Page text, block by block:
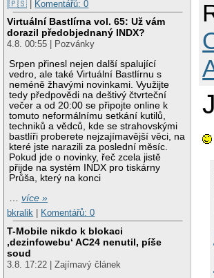
|🇵🇸 | Komentářů: 0
Virtuální Bastlírna vol. 65: Už vám
dorazil předobjednaný INDX?
4.8. 00:55 | Pozvánky
Srpen přinesl nejen další spalující
vedro, ale také Virtuální Bastlírnu s
neméně žhavými novinkami. Využijte
tedy předpovědi na deštivý čtvrteční
večer a od 20:00 se připojte online k
tomuto neformálnímu setkání kutilů,
techniků a vědců, kde se strahovskými
bastlíři proberete nejzajímavější věci, na
které jste narazili za poslední měsíc.
Pokud jde o novinky, řeč zcela jistě
přijde na systém INDX pro tiskárny
Průša, který na konci
…více »
bkralik
Komentářů: 0
T-Mobile nikdo k blokaci
‚dezinfowebu‘ AC24 nenutil, píše
soud
3.8. 17:22 | Zajímavý článek